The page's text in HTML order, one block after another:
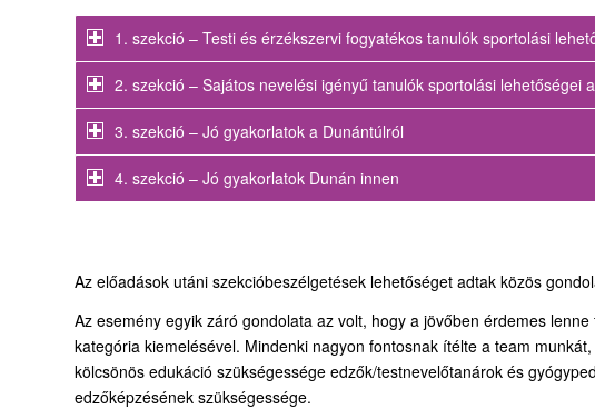
1. szekció – Testi és érzékszervi fogyatékos tanulók sportolási
2. szekció – Sajátos nevelési igényű tanulók sportolási lehetőségei
3. szekció – Jó gyakorlatok a Dunántúlról
4. szekció – Jó gyakorlatok Dunán innen
Az előadások utáni szekcióbeszélgetések lehetőséget adtak közös
Az esemény egyik záró gondolata az volt, hogy a jövőben érdemes
kategória kiemelésével. Mindenki nagyon fontosnak ítélte a team
kölcsönös edukáció szükségessége edzők/testnevelőtanárok és
edzőképzésének szükségessége.